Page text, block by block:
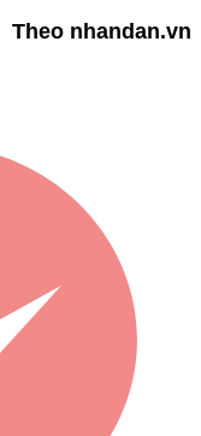
Theo nhandan.vn